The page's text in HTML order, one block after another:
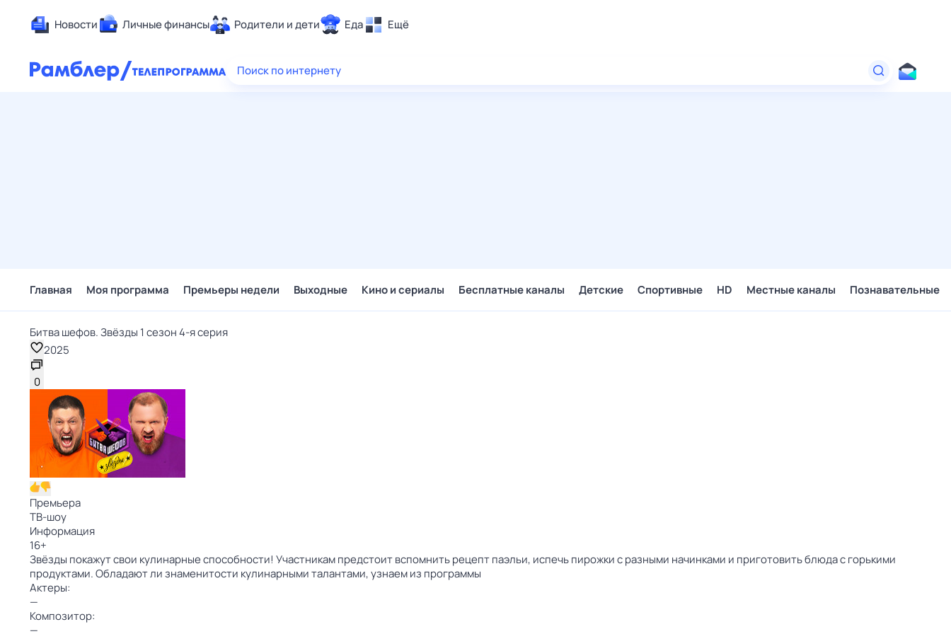
Новости Личные финансы Родители и дети Еда Ещё
Здоровье
Поиск по интернету
Главная Моя программа Премьеры недели Выходные Кино и сериалы Бесплатные каналы Детские Спортивные HD Местные каналы Познавательные
Битва шефов. Звёзды 1 сезон 4-я серия
2025
0
Премьера
ТВ-шоу
Информация
16+
Звёзды покажут свои кулинарные способности! Участникам предстоит вспомнить рецепт паэльи, испечь пирожки с разными начинками и приготовить блюда с горькими
продуктами. Обладают ли знаменитости кулинарными талантами, узнаем из программы
Актеры:
—
Композитор:
—